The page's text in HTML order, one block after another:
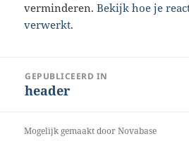
verminderen.Bekijk hoe je
verwerkt.
BerichtGEPUBLICEERD IN
header
Mogelijk gemaakt door Novabase